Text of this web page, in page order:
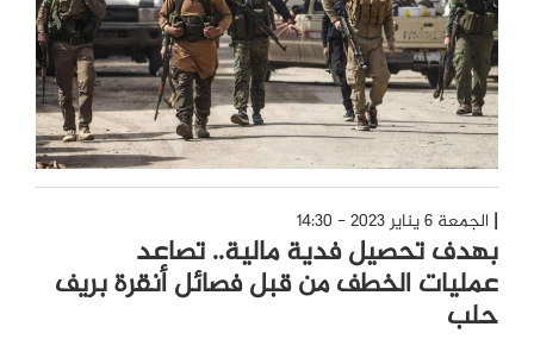
الجمعة 6 يناير 2023 - 14:30
بهدف تحصيل فدية مالية.. تصاعد
عمليات الخطف من قبل فصائل أنقرة بريف
حلب